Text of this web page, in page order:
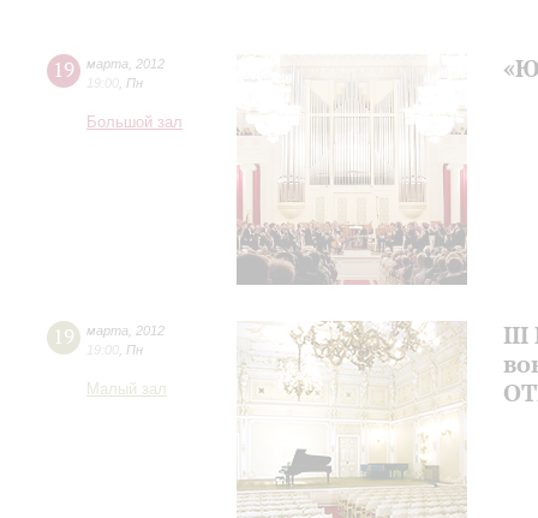
19 марта
2012
19:00 Пн
Большой зал
19 марта
2012
19:00 Пн
Малый зал
III